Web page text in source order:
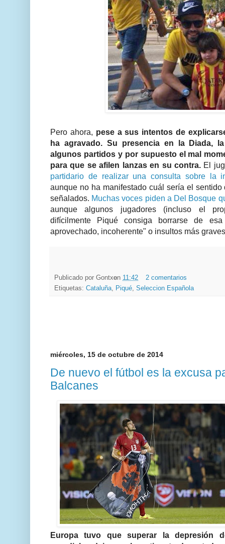
Pero ahora, pese a sus intentos de
ha agravado. Su presencia en la Diada,
algunos partidos y por supuesto el mal
para que se afilen lanzas en su contra. El
partidario de realizar una consulta sobre la
aunque no ha manifestado cuál sería el
señalados. Muchas voces piden a Del Bosque
aunque algunos jugadores (incluso el
difícilmente Piqué consiga borrarse de
aprovechado, incoherente" o insultos más
Publicado por Gontxoen 11:42
2 comentarios
Etiquetas: Cataluña Piqué Seleccion Española
miércoles, 15 de octubre de 2014
De nuevo el fútbol es la excusa
Balcanes
Europa tuvo que superar la depresión